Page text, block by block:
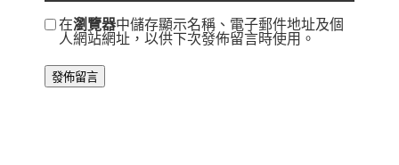
在瀏覽器中儲存顯示名稱、電子郵件地址及個
人網站網址，以供下次發佈留言時使用。